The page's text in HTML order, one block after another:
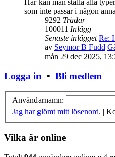
Här kan man ställa alla
som inte passar i någon
9292 Trådar
100011 Inlägg
Senaste inlägget Re:
av Seymor B Fudd
mån 29 dec 2025,
Logga in • Bli medlem
Användarnamn:
Jag har glömt mitt lösenord. |
Vilka är online